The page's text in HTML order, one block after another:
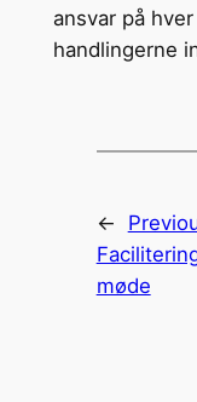
ansvar på
handlingerne
←
møde